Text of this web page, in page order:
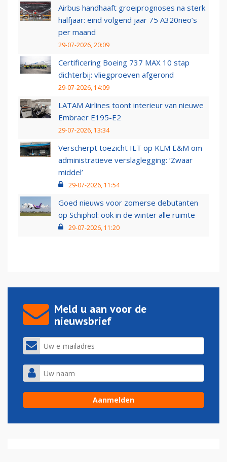
Airbus handhaaft groeiprognoses na sterk
halfjaar: eind volgend jaar 75 A320neo’s
per maand
29-07-2026, 20:09
Certificering Boeing 737 MAX 10 stap
dichterbij: vliegproeven afgerond
29-07-2026, 14:09
LATAM Airlines toont interieur van nieuwe
Embraer E195-E2
29-07-2026, 13:34
Verscherpt toezicht ILT op KLM E&M om
administratieve verslaglegging: ‘Zwaar
middel’
29-07-2026, 11:54
Goed nieuws voor zomerse debutanten
op Schiphol: ook in de winter alle ruimte
29-07-2026, 11:20
Meld u aan voor de
nieuwsbrief